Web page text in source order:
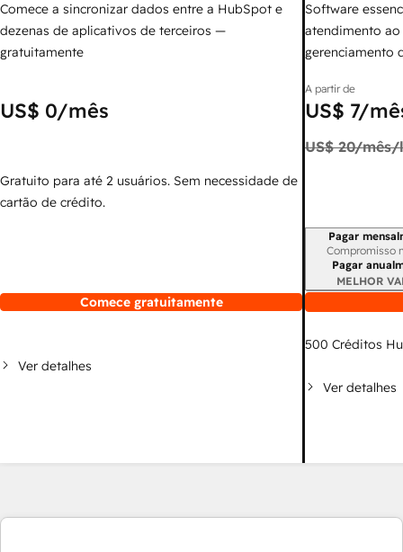
Comece a sincronizar dados entre a HubSpot e
dezenas de aplicativos de terceiros —
gratuitamente
US$ 0/mês
Gratuito para até 2 usuários. Sem necessidade de
cartão de crédito.
Comece gratuitamente
Ver detalhes
Software
atendimento
gerenciamento
A partir de
US$ 7/
US$ 20/mês/
Período de
Pagar
Compromisso
Pagar
MELHOR
500 Créditos
Ver detalhes